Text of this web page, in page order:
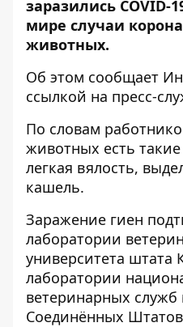
заразились COVID-
мире случаи
животных.
Об этом сообщает
ссылкой на пресс-
По словам
животных есть
легкая вялость,
кашель.
Заражение гиен
лаборатории
университета штата
лаборатории
ветеринарных служб
Соединённых